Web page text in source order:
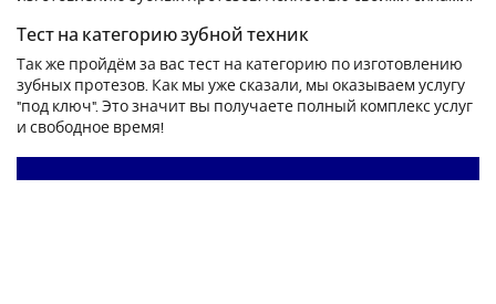
Тест на категорию зубной техник
Так же пройдём за вас тест на категорию по изготовлению
зубных протезов. Как мы уже сказали, мы оказываем услугу
"под ключ". Это значит вы получаете полный комплекс услуг
и свободное время!